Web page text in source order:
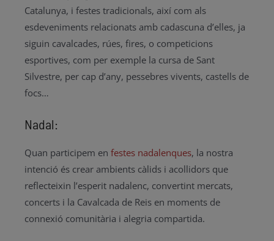
Catalunya, i festes tradicionals, així com als
esdeveniments relacionats amb cadascuna d’elles, ja
siguin cavalcades, rúes, fires, o competicions
esportives, com per exemple la cursa de Sant
Silvestre, per cap d’any, pessebres vivents, castells de
focs…
Nadal:
Quan participem en festes nadalenques, la nostra
intenció és crear ambients càlids i acollidors que
reflecteixin l’esperit nadalenc, convertint mercats,
concerts i la Cavalcada de Reis en moments de
connexió comunitària i alegria compartida.